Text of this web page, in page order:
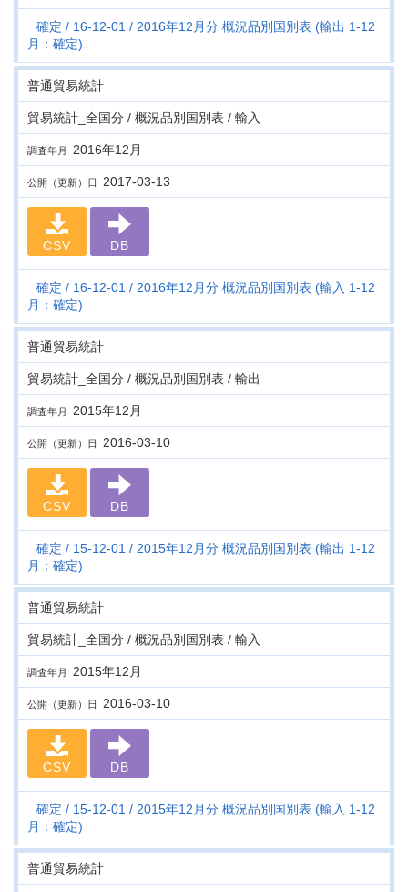
確定 16-12-01
2016年12月分 概況品別国別表 (輸出 1-12
月：確定)
普通貿易統計
貿易統計_全国分 / 概況品別国別表 / 輸入
調査年月 2016年12月
公開（更新）日 2017-03-13
CSV DB
確定 16-12-01
2016年12月分 概況品別国別表 (輸入 1-12
月：確定)
普通貿易統計
貿易統計_全国分 / 概況品別国別表 / 輸出
調査年月 2015年12月
公開（更新）日 2016-03-10
CSV DB
確定 15-12-01
2015年12月分 概況品別国別表 (輸出 1-12
月：確定)
普通貿易統計
貿易統計_全国分 / 概況品別国別表 / 輸入
調査年月 2015年12月
公開（更新）日 2016-03-10
CSV DB
確定 15-12-01
2015年12月分 概況品別国別表 (輸入 1-12
月：確定)
普通貿易統計